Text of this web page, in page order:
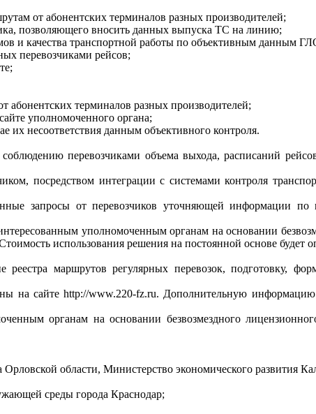
от абонентских терминалов разных производителей;
позволяющего вносить данных выпуска ТС на линию;
и качества транспортной работы по объективным данным
перевозчиками рейсов;
терминалов разных производителей;
уполномоченного органа;
несоответствия данным объективного контроля.
перевозчиками объема выхода, расписаний
посредством интеграции с системами контроля
запросы от перевозчиков уточняющей информации
уполномоченным органам на основании
использования решения на постоянной основе будет
реестра маршрутов регулярных перевозок, подготовку,
на сайте http://www.220-fz.ru. Дополнительную
органам на основании безвозмездного
области, Министерство экономического развития
среды города Краснодар;